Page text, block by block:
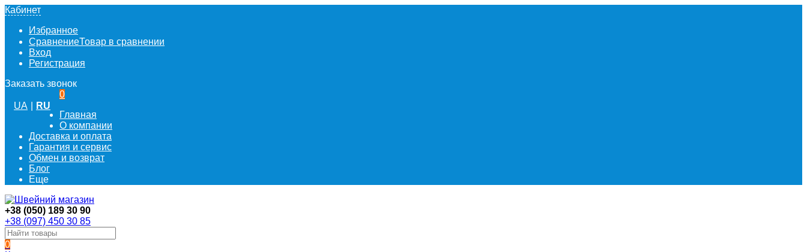
Кабинет
Избранное
СравнениеТовар в сравнении
Вход
Регистрация
Заказать звонок
UA RU
0
Главная
О компании
Доставка и оплата
Гарантия и сервис
Обмен и возврат
Блог
Еще
+38 (050) 189 30 90
+38 (097) 450 30 85
0